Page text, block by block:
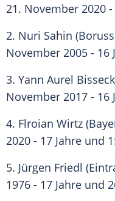
21. November 2020
2. Nuri Sahin (
November 2005 - 16
3. Yann Aurel
November 2017 - 16
4. Flroian Wirtz (
2020 - 17 Jahre und
5. Jürgen Friedl (
1976 - 17 Jahre und